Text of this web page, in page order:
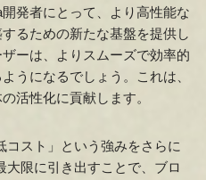
発者にとって、より高性能な
るための新たな基盤を提供し
ーは、よりスムーズで効率的
うになるでしょう。これは、
活性化に貢献します。
コスト」という強みをさらに
大限に引き出すことで、ブロ